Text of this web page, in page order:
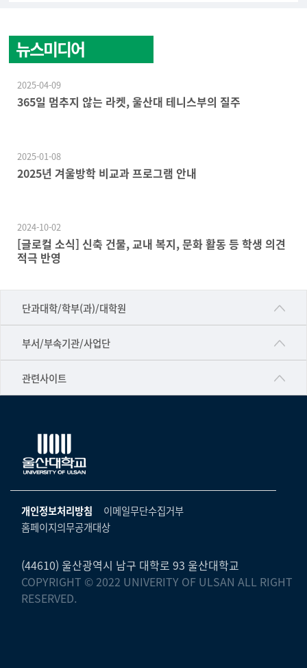
뉴스미디어
2025-04-09
365일 멈추지 않는 라켓, 울산대 테니스부의 질주
2025-01-08
2025년 겨울방학 비교과 프로그램 안내
2024-10-02
[글로컬 소식] 신축 건물, 교내 복지, 문화 활동 등 학생 의견
적극 반영
단과대학/학부(과)/대학원
■인문대학
▷국어국문학부
▷일본어·일본학과
▷프랑스어·프랑스학과
▷스페인·중남미학과
▷철학·상담학과
■사회과학대학
▷사회과학부
ㆍ경제학전공
부서/부속기관/사업단
공동기기센터
공학교육혁신센터
국제교류처
기초과학연구소
물리BK 미래혁신응집물질물리인재교육연구단
미래기술혁신융합형인재양성센터
반구대암각화유적보존연구소
관련사이트
건강가정지원센터
교수협의회
노동조합
생명윤리위원회
온라인 기술거래 플랫폼
울산대신문
울산대학교병원
캠퍼스안전관리
개인정보처리방침
이메일무단수집거부
홈페이지의무공개대상
(44610) 울산광역시 남구 대학로 93 울산대학교
COPYRIGHT © 2022 UNIVERITY OF ULSAN ALL RIGHT
RESERVED.